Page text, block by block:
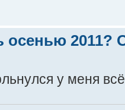
осенью 2011?
у меня